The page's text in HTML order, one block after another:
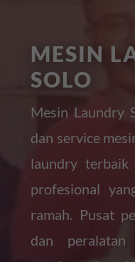
MESIN
SOLO
Mesin Laundry
dan service
laundry terbaik
profesional
ramah. Pusat
dan